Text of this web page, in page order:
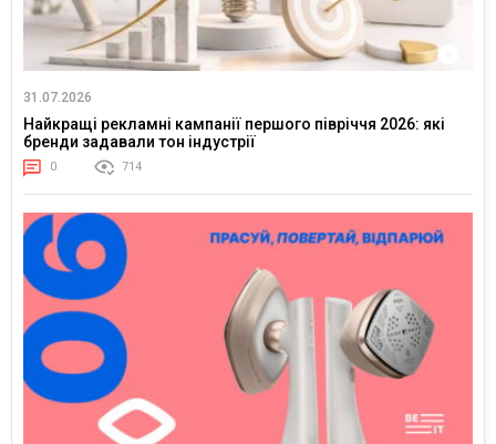
31.07.2026
Найкращі рекламні кампанії першого півріччя 2026: які
бренди задавали тон індустрії
0 714